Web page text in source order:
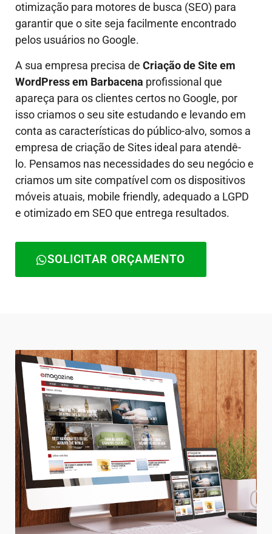
otimização para motores de busca (SEO) para
garantir que o site seja facilmente encontrado
pelos usuários no Google.
A sua empresa precisa de Criação de Site em
WordPress em Barbacena profissional que
apareça para os clientes certos no Google, por
isso criamos o seu site estudando e levando em
conta as características do público-alvo, somos a
empresa de criação de Sites ideal para atendê-
lo. Pensamos nas necessidades do seu negócio e
criamos um site compatível com os dispositivos
móveis atuais, mobile friendly, adequado a LGPD
e otimizado em SEO que entrega resultados.
SOLICITAR ORÇAMENTO